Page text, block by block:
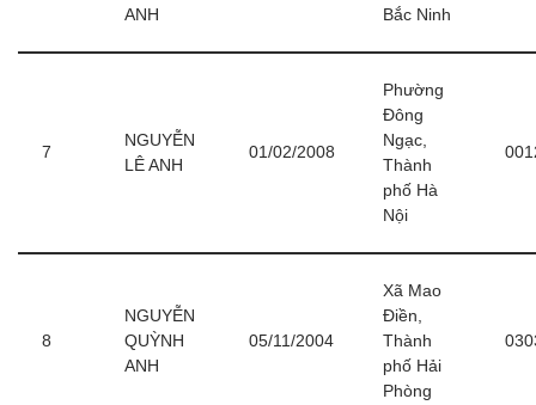
ANH
Bắc Ninh
7
NGUYỄN
LÊ ANH
01/02/2008
Phường
Đông
Ngạc,
Thành
phố Hà
Nội
8
NGUYỄN
QUỲNH
ANH
05/11/2004
Xã Mao
Điền,
Thành
phố Hải
Phòng